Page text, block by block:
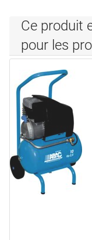
Ce produit
pour les